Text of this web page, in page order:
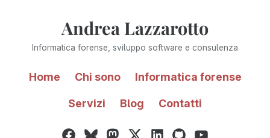
Andrea Lazzarotto
Informatica forense, sviluppo software e consulenza
Home Chi sono Informatica forense
Servizi Blog Contatti
Facebook
BlueskyMastodon
TwitterLinkedInGitHubYouTube